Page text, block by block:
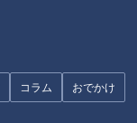
コラム おでかけ